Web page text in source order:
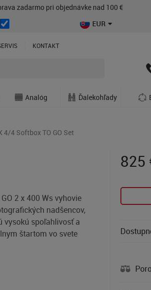
zadarmo pri objednávke nad 100 €
EUR
KONTAKT
Analóg Ďalekohľady
4/4 Softbox TO GO Set
2 x 400 Ws vyhovie
nadšencov,
vysokú spoľahlivosť a
štartom vo svete
825